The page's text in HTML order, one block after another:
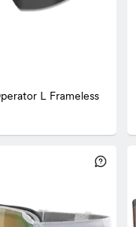
L Frameless